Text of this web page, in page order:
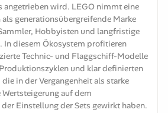
angetrieben wird. LEGO nimmt eine
generationsübergreifende Marke
Hobbyisten und langfristige
In diesem Ökosystem profitieren
Technic- und Flaggschiff-Modelle
und klar definierten
in der Vergangenheit als starke
auf dem
Einstellung der Sets gewirkt haben.